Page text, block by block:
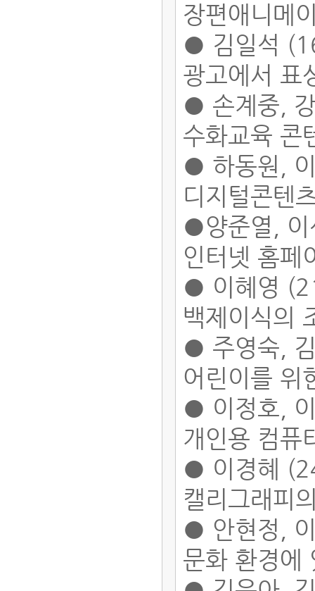
장편애니메
● 김일석
광고에서 표
● 손계중,
수화교육 콘
● 하동원,
디지털콘텐
●양준열,
인터넷 홈페
● 이혜영
백제이식의
● 주영숙,
어린이를 위
● 이정호,
개인용 컴퓨
● 이경혜
캘리그래피
● 안현정,
문화 환경에